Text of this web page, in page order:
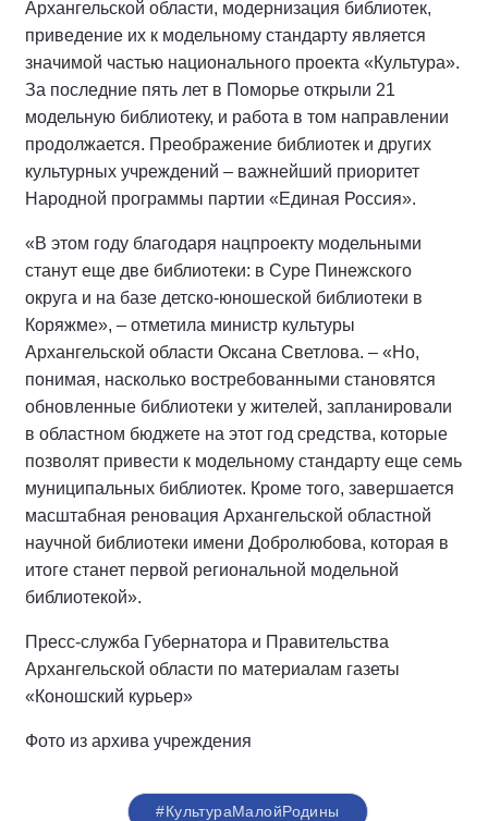
Архангельской области, модернизация библиотек,
приведение их к модельному стандарту является
значимой частью национального проекта «Культура».
За последние пять лет в Поморье открыли 21
модельную библиотеку, и работа в том направлении
продолжается. Преображение библиотек и других
культурных учреждений – важнейший приоритет
Народной программы партии «Единая Россия».
«В этом году благодаря нацпроекту модельными
станут еще две библиотеки: в Суре Пинежского
округа и на базе детско-юношеской библиотеки в
Коряжме», – отметила министр культуры
Архангельской области Оксана Светлова. – «Но,
понимая, насколько востребованными становятся
обновленные библиотеки у жителей, запланировали
в областном бюджете на этот год средства, которые
позволят привести к модельному стандарту еще семь
муниципальных библиотек. Кроме того, завершается
масштабная реновация Архангельской областной
научной библиотеки имени Добролюбова, которая в
итоге станет первой региональной модельной
библиотекой».
Пресс-служба Губернатора и Правительства
Архангельской области по материалам газеты
«Коношский курьер»
Фото из архива учреждения
#КультураМалойРодины